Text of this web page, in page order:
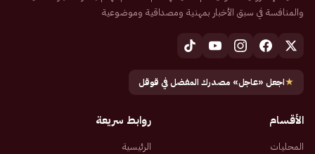
والمنافسة في سبق الأخبار بمهنية ومصداقية وموضوعية
★اجعل «عاجل» مصدرك المفضل في قوقل
الأقسام
المحليات
روابط سريعة
الرئيسية